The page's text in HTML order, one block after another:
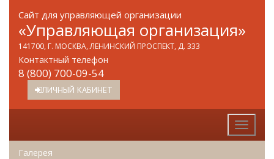
Сайт для управляющей организации
«Управляющая организация»
141700, Г. МОСКВА, ЛЕНИНСКИЙ ПРОСПЕКТ, Д. 333
Контактный телефон
8 (800) 700-09-54
ЛИЧНЫЙ КАБИНЕТ
Галерея